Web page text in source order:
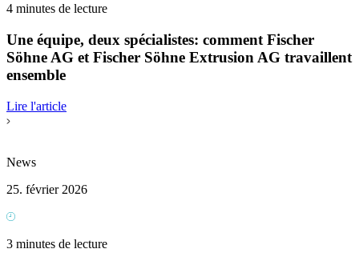
4 minutes de lecture
Une équipe, deux spécialistes: comment Fischer
Söhne AG et Fischer Söhne Extrusion AG travaillent
ensemble
Lire l'article
News
25. février 2026
3 minutes de lecture